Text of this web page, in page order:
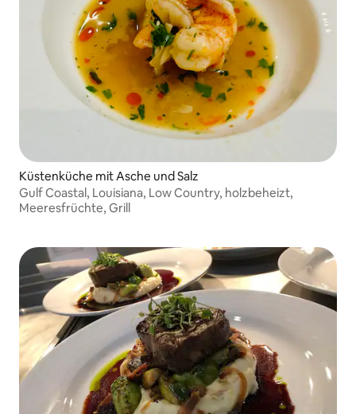
Küstenküche mit Asche und Salz
Gulf Coastal, Louisiana, Low Country, holzbeheizt,
Meeresfrüchte, Grill